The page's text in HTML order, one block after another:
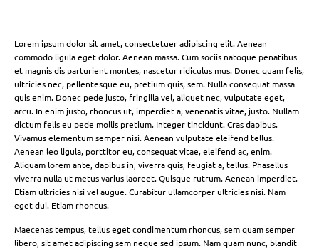
Lorem ipsum dolor sit amet, consectetuer adipiscing elit. Aenean
commodo ligula eget dolor. Aenean massa. Cum sociis natoque penatibus
et magnis dis parturient montes, nascetur ridiculus mus. Donec quam felis,
ultricies nec, pellentesque eu, pretium quis, sem. Nulla consequat massa
quis enim. Donec pede justo, fringilla vel, aliquet nec, vulputate eget,
arcu. In enim justo, rhoncus ut, imperdiet a, venenatis vitae, justo. Nullam
dictum felis eu pede mollis pretium. Integer tincidunt. Cras dapibus.
Vivamus elementum semper nisi. Aenean vulputate eleifend tellus.
Aenean leo ligula, porttitor eu, consequat vitae, eleifend ac, enim.
Aliquam lorem ante, dapibus in, viverra quis, feugiat a, tellus. Phasellus
viverra nulla ut metus varius laoreet. Quisque rutrum. Aenean imperdiet.
Etiam ultricies nisi vel augue. Curabitur ullamcorper ultricies nisi. Nam
eget dui. Etiam rhoncus.
Maecenas tempus, tellus eget condimentum rhoncus, sem quam semper
libero, sit amet adipiscing sem neque sed ipsum. Nam quam nunc, blandit